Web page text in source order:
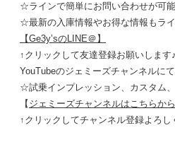
☆ラインで簡単にお問い合わせが可
☆最新の入庫情報やお得な情報もラ
【Ge3y’sのLINE＠】
↑クリックして友達登録お願いします♪
YouTubeのジェミーズチャンネルに
☆試乗インプレッション、カスタム
【 ジェミーズチャンネルはこちらから
↑クリックしてチャンネル登録よろし